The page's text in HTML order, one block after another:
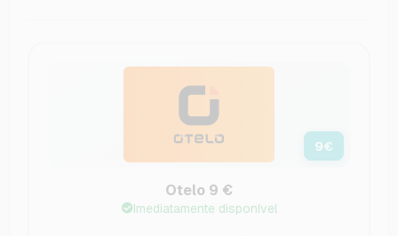
9€
Otelo 9 €
Imediatamente disponível